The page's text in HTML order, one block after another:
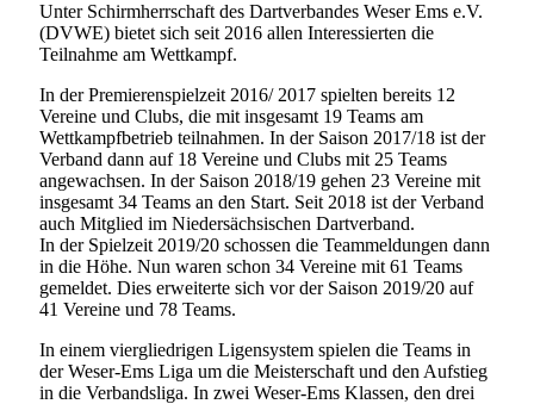
Unter Schirmherrschaft des Dartverbandes Weser Ems e.V.
(DVWE) bietet sich seit 2016 allen Interessierten die
Teilnahme am Wettkampf.
In der Premierenspielzeit 2016/ 2017 spielten bereits 12
Vereine und Clubs, die mit insgesamt 19 Teams am
Wettkampfbetrieb teilnahmen. In der Saison 2017/18 ist der
Verband dann auf 18 Vereine und Clubs mit 25 Teams
angewachsen. In der Saison 2018/19 gehen 23 Vereine mit
insgesamt 34 Teams an den Start. Seit 2018 ist der Verband
auch Mitglied im Niedersächsischen Dartverband.
In der Spielzeit 2019/20 schossen die Teammeldungen dann
in die Höhe. Nun waren schon 34 Vereine mit 61 Teams
gemeldet. Dies erweiterte sich vor der Saison 2019/20 auf
41 Vereine und 78 Teams.
In einem viergliedrigen Ligensystem spielen die Teams in
der Weser-Ems Liga um die Meisterschaft und den Aufstieg
in die Verbandsliga. In zwei Weser-Ems Klassen, den drei